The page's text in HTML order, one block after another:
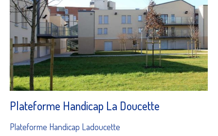
Plateforme Handicap La Doucette
Plateforme Handicap Ladoucette